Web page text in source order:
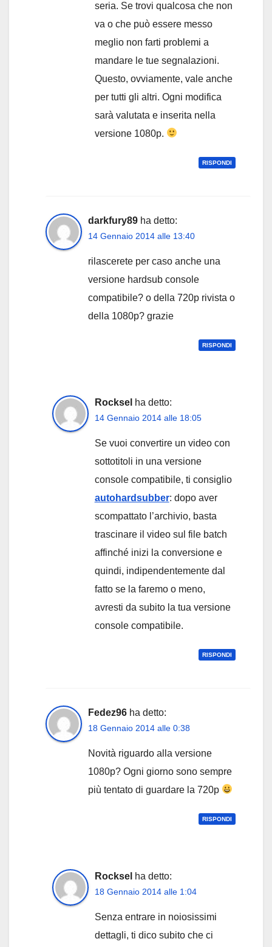
seria. Se trovi qualcosa che non
va o che può essere messo
meglio non farti problemi a
mandare le tue segnalazioni.
Questo, ovviamente, vale anche
per tutti gli altri. Ogni modifica
sarà valutata e inserita nella
versione 1080p.
RISPONDI
darkfury89 ha detto:
14 Gennaio 2014 alle 13:40
rilascerete per caso anche una
versione hardsub console
compatibile? o della 720p rivista o
della 1080p? grazie
RISPONDI
Rocksel ha detto:
14 Gennaio 2014 alle 18:05
Se vuoi convertire un video con
sottotitoli in una versione
console compatibile, ti consiglio
autohardsubber: dopo aver
scompattato l’archivio, basta
trascinare il video sul file batch
affinché inizi la conversione e
quindi, indipendentemente dal
fatto se la faremo o meno,
avresti da subito la tua versione
console compatibile.
RISPONDI
Fedez96 ha detto:
18 Gennaio 2014 alle 0:38
Novità riguardo alla versione
1080p? Ogni giorno sono sempre
più tentato di guardare la 720p
RISPONDI
Rocksel ha detto:
18 Gennaio 2014 alle 1:04
Senza entrare in noiosissimi
dettagli, ti dico subito che ci